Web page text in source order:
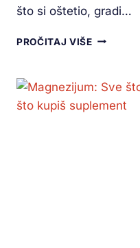
što si oštetio, gradi…
PROČITAJ VIŠE